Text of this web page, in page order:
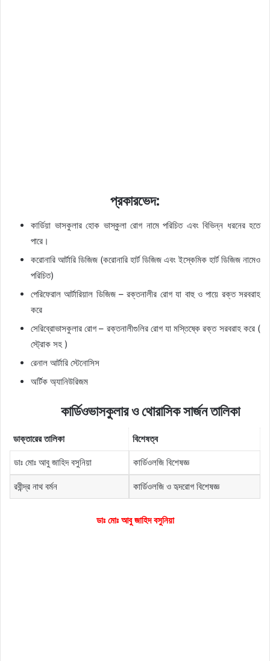
প্রকারভেদ:
কার্ডিয়া ভাসকুলার হোক ভাস্কুলা রোগ নামে পরিচিত এবং বিভিন্ন ধরনের হতে
পারে।
করোনারি আর্টারি ডিজিজ (করোনারি হার্ট ডিজিজ এবং ইস্কেমিক হার্ট ডিজিজ নামেও
পরিচিত)
পেরিফেরাল আর্টারিয়াল ডিজিজ – রক্তনালীর রোগ যা বাহু ও পায়ে রক্ত সরবরাহ
করে
সেরিব্রোভাসকুলার রোগ – রক্তনালীগুলির রোগ যা মস্তিষ্কে রক্ত সরবরাহ করে (
স্ট্রোক সহ )
রেনাল আর্টারি স্টেনোসিস
অর্টিক অ্যানিউরিজম
কার্ডিওভাসকুলার ও থোরাসিক সার্জন তালিকা
ডাক্তারের তালিকা বিশেষত্ব
ডাঃ মোঃ আবু জাহিদ বসুনিয়া কার্ডিওলজি বিশেষজ্ঞ
রবীন্দ্র নাথ বর্মন কার্ডিওলজি ও হৃদরোগ বিশেষজ্ঞ
ডাঃ মোঃ আবু জাহিদ বসুনিয়া